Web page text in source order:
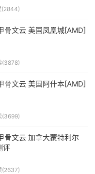
(2844)
骨文云 美国凤凰城[AMD]
(3878)
骨文云 美国阿什本[AMD]
(3699)
骨文云 加拿大蒙特利尔
评
(2637)